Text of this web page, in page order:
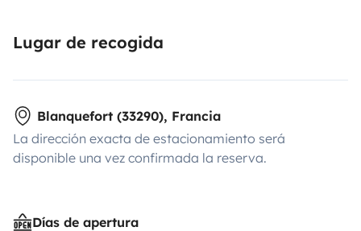
Lugar de recogida
Blanquefort (33290), Francia
La dirección exacta de estacionamiento será
disponible una vez confirmada la reserva.
Días de apertura